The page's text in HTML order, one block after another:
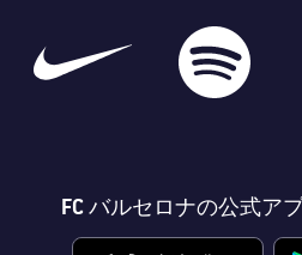
FC バルセロナの公式ア